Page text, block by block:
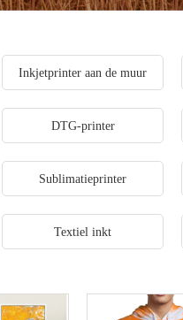
Inkjetprinter aan de muur
DTG-printer
Sublimatieprinter
Textiel inkt